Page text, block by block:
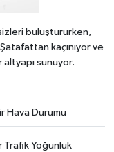
buluştururken,
kaçınıyor ve
sunuyor.
Hava Durumu
Trafik Yoğunluk